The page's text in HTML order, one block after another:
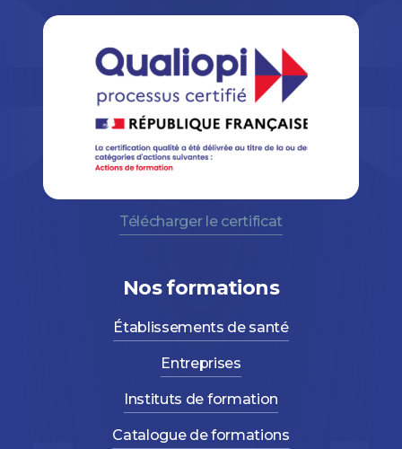
Télécharger le certificat
Nos formations
Établissements de santé
Entreprises
Instituts de formation
Catalogue de formations